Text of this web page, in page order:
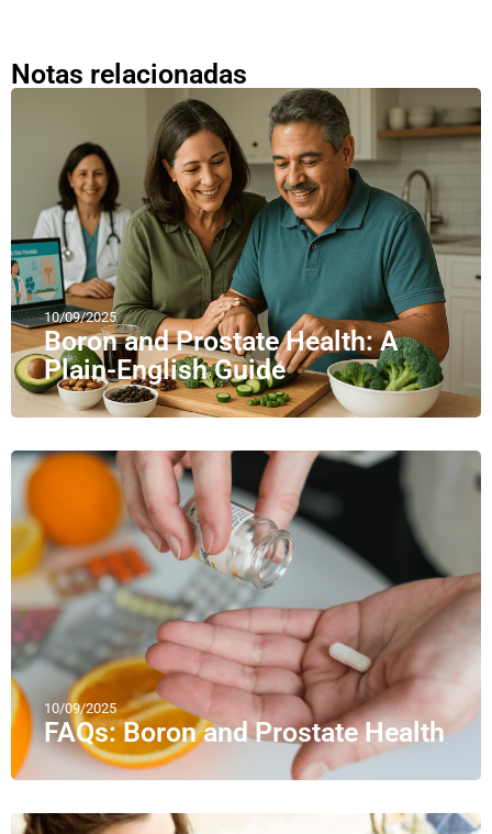
Notas relacionadas
10/09/2025
Boron and Prostate Health: A
Plain-English Guide
10/09/2025
FAQs: Boron and Prostate Health